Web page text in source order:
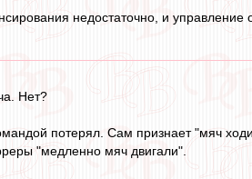
недостаточно, и управление
Нет?
потерял. Сам признает "мяч
"медленно мяч двигали".